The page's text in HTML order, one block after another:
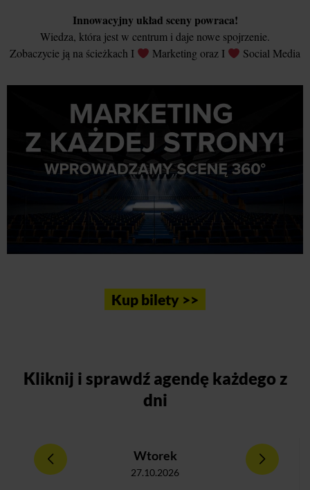
Innowacyjny układ sceny powraca!
Wiedza, która jest w centrum i daje nowe spojrzenie.
Zobaczycie ją na ścieżkach I
Marketing oraz I Social Media
Kup bilety >>
Kliknij i sprawdź agendę każdego z
dni
Wtorek
27.10.2026